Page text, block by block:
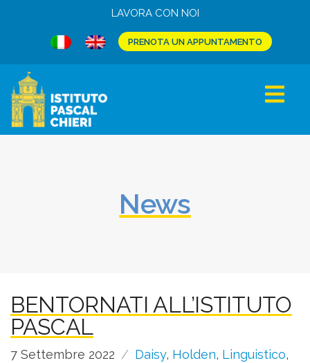
LAVORA CON NOI
PRENOTA UN APPUNTAMENTO
News
BENTORNATI ALL’ISTITUTO
PASCAL
7 Settembre 2022 Daisy, Holden, Linguistico,